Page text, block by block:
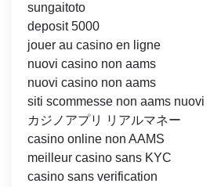
sungaitoto
deposit 5000
jouer au casino en ligne
nuovi casino non aams
nuovi casino non aams
siti scommesse non aams nuovi
カジノアプリ リアルマネー
casino online non AAMS
meilleur casino sans KYC
casino sans verification